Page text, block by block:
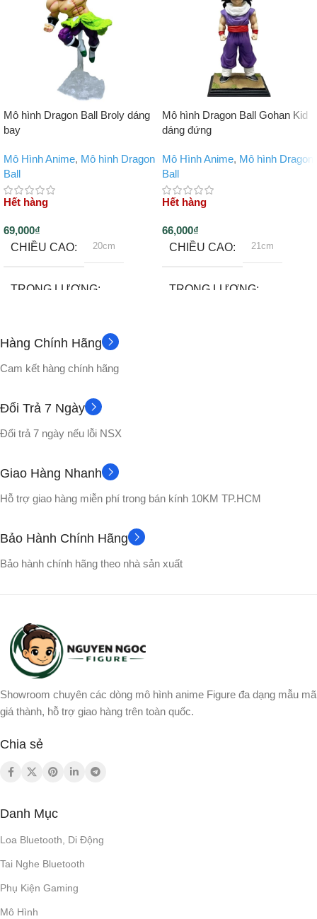
Mô hình Dragon Ball Broly dáng
bay
Mô Hình Anime, Mô hình Dragon
Ball
Hết hàng
69,000₫
CHIỀU CAO
20cm
TRỌNG LƯỢNG
PHỤ KIỆN Đế
CHẤT LIỆU
No box
Mô hình Dragon Ball Gohan Kid
dáng đứng
Mô Hình Anime, Mô hình Dragon
Ball
Hết hàng
66,000₫
CHIỀU CAO
21cm
TRỌNG LƯỢNG
Hàng Chính Hãng
Cam kết hàng chính hãng
Đổi Trả 7 Ngày
Đổi trả 7 ngày nếu lỗi NSX
Giao Hàng Nhanh
Hỗ trợ giao hàng miễn phí trong bán kính 10KM TP.HCM
Bảo Hành Chính Hãng
Bảo hành chính hãng theo nhà sản xuất
Showroom chuyên các dòng mô hình anime Figure đa dạng mẫu mã
giá thành, hỗ trợ giao hàng trên toàn quốc.
Chia sẻ
Danh Mục
Loa Bluetooth, Di Động
Tai Nghe Bluetooth
Phụ Kiện Gaming
Mô Hình